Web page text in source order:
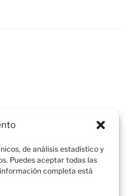
de análisis estadístico y
Puedes aceptar todas las
completa está